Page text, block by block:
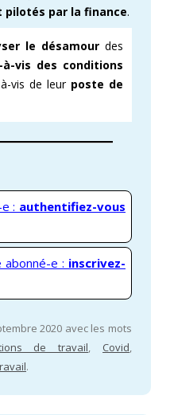
pilotés par la finance.
le désamourdes
à-vis des conditions
vis de leur poste de
: authentifiez-vous
e : inscrivez-
2020 avec les mots
de travail, Covid,
.